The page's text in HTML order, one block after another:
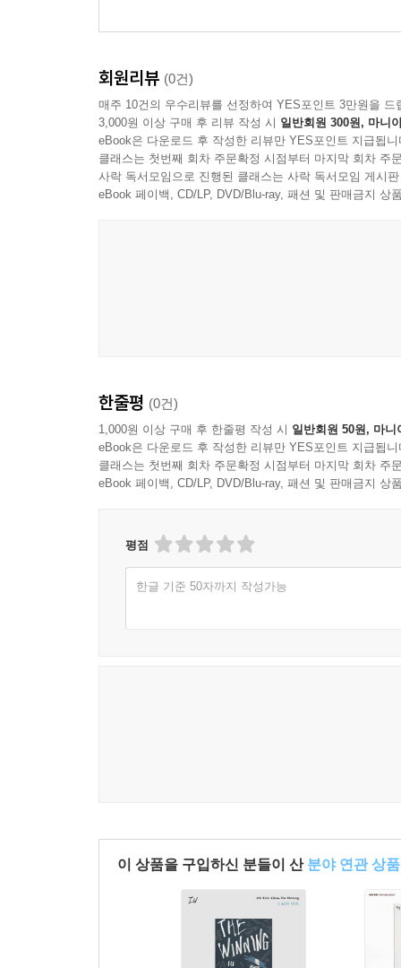
회원리뷰 (0건)
매주 10건의 우수리뷰를 선정하여 YES포인트 3만원을 드
3,000원 이상 구매 후 리뷰 작성 시 일반회원 300원, 마니
eBook은 다운로드 후 작성한 리뷰만 YES포인트 지급됩니
클래스는 첫번째 회차 주문확정 시점부터 마지막 회차 주
사락 독서모임으로 진행된 클래스는 사락 독서모임 게시
eBook 페이백, CD/LP, DVD/Blu-ray, 패션 및 판매금지 상
한줄평 (0건)
1,000원 이상 구매 후 한줄평 작성 시 일반회원 50원, 마니
eBook은 다운로드 후 작성한 리뷰만 YES포인트 지급됩니
클래스는 첫번째 회차 주문확정 시점부터 마지막 회차 주
eBook 페이백, CD/LP, DVD/Blu-ray, 패션 및 판매금지 상
평점
한글 기준 50자까지 작성가능
이 상품을 구입하신 분들이 산 분야 연관 상품